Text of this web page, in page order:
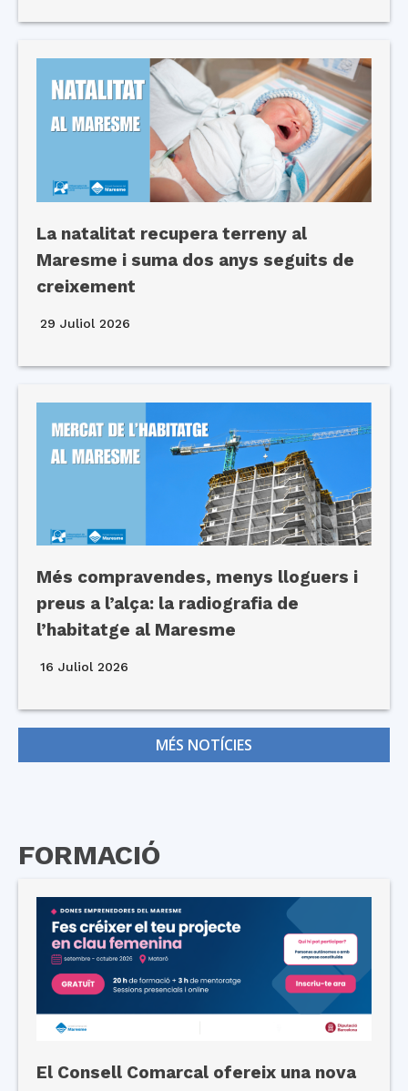
La natalitat recupera terreny al
Maresme i suma dos anys seguits de
creixement
29 Juliol 2026
Més compravendes, menys lloguers i
preus a l’alça: la radiografia de
l’habitatge al Maresme
16 Juliol 2026
MÉS NOTÍCIES
FORMACIÓ
El Consell Comarcal ofereix una nova